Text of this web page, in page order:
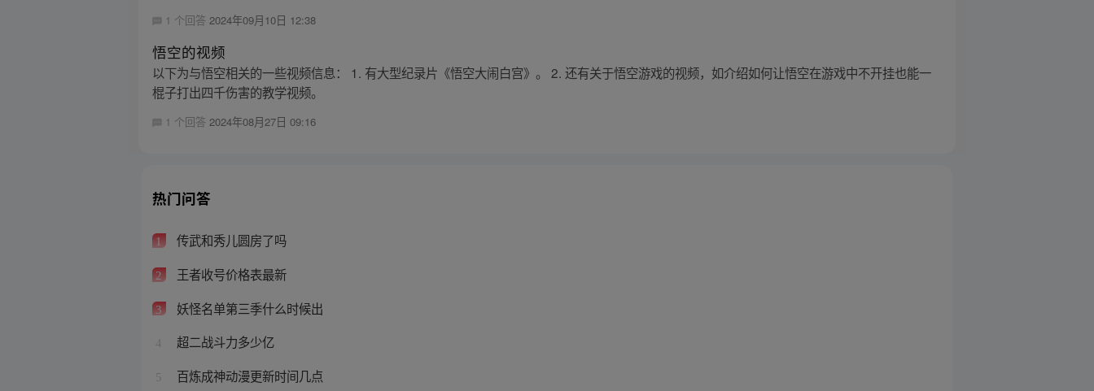
1 个回答 2024年09月10日 12:38
悟空的视频
以下为与悟空相关的一些视频信息： 1. 有大型纪录片《悟空大闹白宫》。 2. 还有关于悟空游戏的视频，如介绍如何让悟空在游戏中不开挂也能一
棍子打出四千伤害的教学视频。
1 个回答2024年08月27日 09:16
热门问答
1 传武和秀儿圆房了吗
2 王者收号价格表最新
3 妖怪名单第三季什么时候出
4 超二战斗力多少亿
5 百炼成神动漫更新时间几点